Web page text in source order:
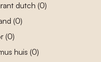
dutch (0)
(0)
(0)
huis (0)